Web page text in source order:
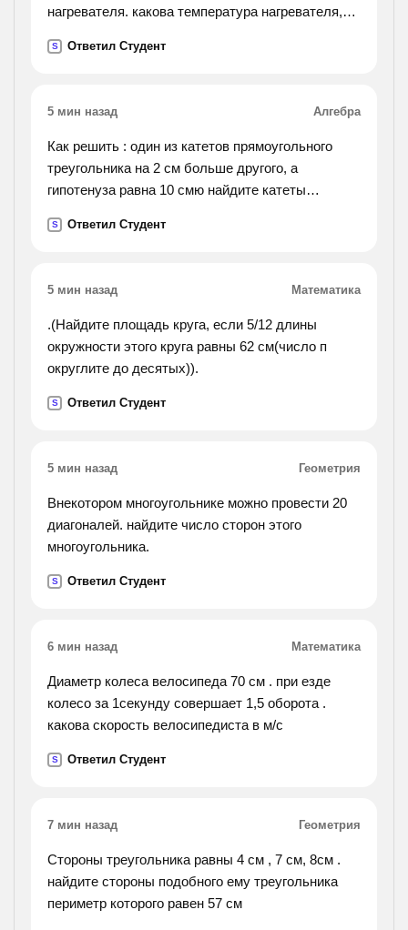
успехов. 5)он ругает нелепые порядки,
хирургическом отделении. 6)на конференции
7)основание гортани образует перстневидный
хрящ, напоминающий перстень с печаткой.
премиями удостоены более 100 человек. 9)мы
тракторы. 10)хотя в году мы и неплохо
нагревателя. какова температура нагревателя,
S Ответил Студент
5 мин назад Алгебра
Как решить : один из катетов прямоугольного
треугольника на 2 см больше другого, а
гипотенуза равна 10 смю найдите катеты
S Ответил Студент
5 мин назад Математика
.(Найдите площадь круга, если 5/12 длины
окружности этого круга равны 62 см(число п
округлите до десятых)).
S Ответил Студент
5 мин назад Геометрия
Внекотором многоугольнике можно провести 20
диагоналей. найдите число сторон этого
многоугольника.
S Ответил Студент
6 мин назад Математика
Диаметр колеса велосипеда 70 см . при езде
колесо за 1секунду совершает 1,5 оборота .
какова скорость велосипедиста в м/с
S Ответил Студент
7 мин назад Геометрия
Стороны треугольника равны 4 см , 7 см, 8см .
найдите стороны подобного ему треугольника
периметр которого равен 57 см